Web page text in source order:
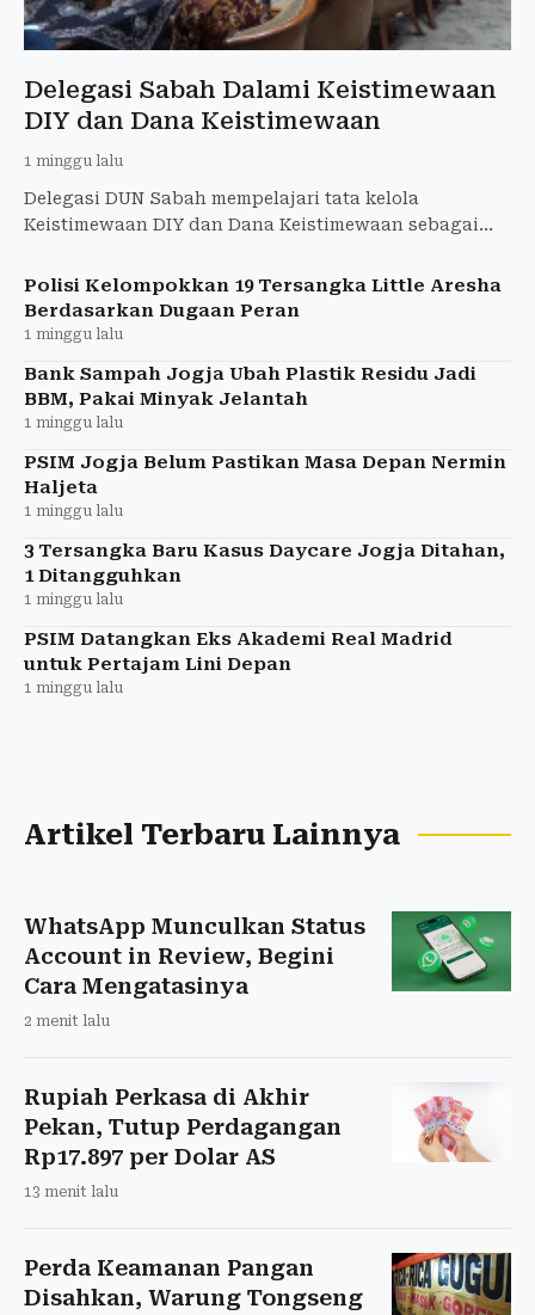
Delegasi Sabah Dalami Keistimewaan
DIY dan Dana Keistimewaan
1 minggu lalu
Delegasi DUN Sabah mempelajari tata kelola
Keistimewaan DIY dan Dana Keistimewaan sebagai
Polisi Kelompokkan 19 Tersangka Little Aresha
Berdasarkan Dugaan Peran
1 minggu lalu
Bank Sampah Jogja Ubah Plastik Residu Jadi
BBM, Pakai Minyak Jelantah
1 minggu lalu
PSIM Jogja Belum Pastikan Masa Depan Nermin
Haljeta
1 minggu lalu
3 Tersangka Baru Kasus Daycare Jogja Ditahan,
1 Ditangguhkan
1 minggu lalu
PSIM Datangkan Eks Akademi Real Madrid
untuk Pertajam Lini Depan
1 minggu lalu
Artikel Terbaru Lainnya
WhatsApp Munculkan Status
Account in Review, Begini
Cara Mengatasinya
2 menit lalu
Rupiah Perkasa di Akhir
Pekan, Tutup Perdagangan
Rp17.897 per Dolar AS
13 menit lalu
Perda Keamanan Pangan
Disahkan, Warung Tongseng